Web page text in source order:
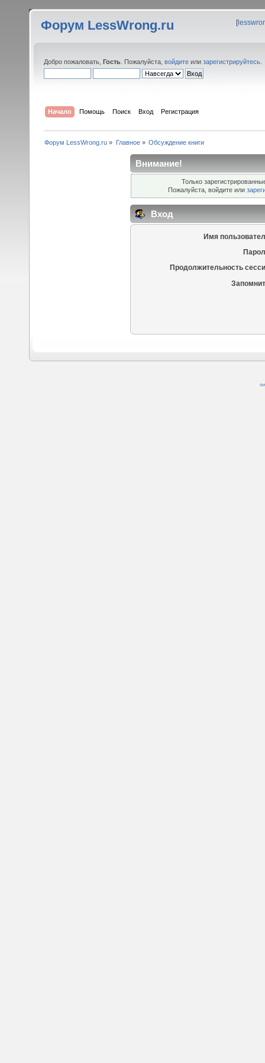
Форум LessWrong.ru [
Добро пожаловать, Гость . Пожалуйста, войдите или зарегистрируйтесь
Начало Помощь Поиск Вход Регистрация
Форум LessWrong.ru » Главное» Обсуждение книги
Внимание!
Только
Пожалуйста, войдите или
Вход
Имя
Продолжительность